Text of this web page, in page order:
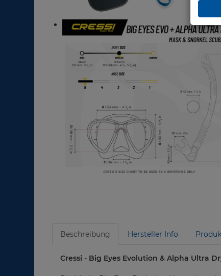
Beschreibung Hersteller Info
Cressi - Big Eyes Evolution & Alpha Ultra